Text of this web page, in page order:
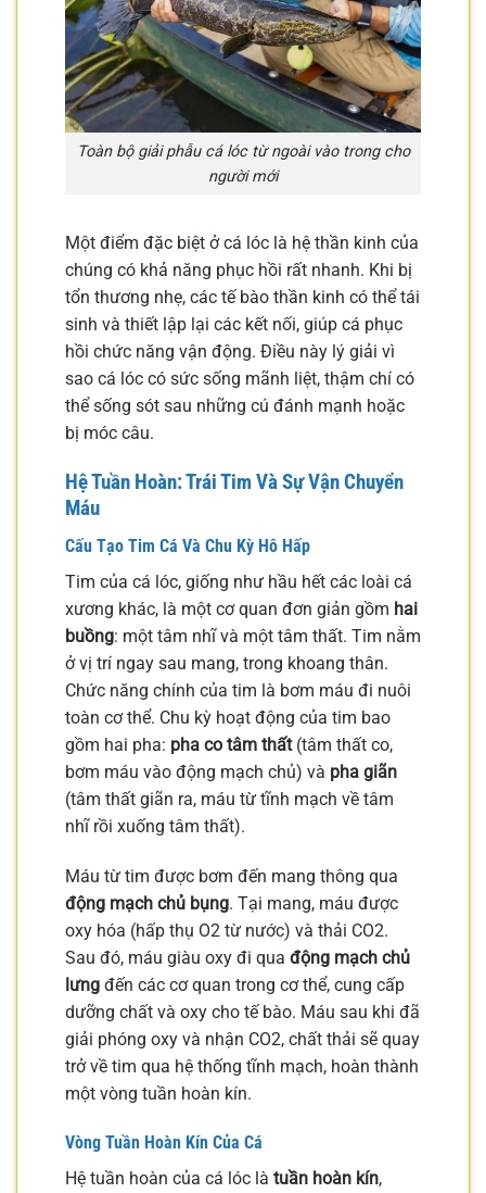
Toàn bộ giải phẫu cá lóc từ ngoài vào trong cho
người mới
Một điểm đặc biệt ở cá lóc là hệ thần kinh của
chúng có khả năng phục hồi rất nhanh. Khi bị
tổn thương nhẹ, các tế bào thần kinh có thể tái
sinh và thiết lập lại các kết nối, giúp cá phục
hồi chức năng vận động. Điều này lý giải vì
sao cá lóc có sức sống mãnh liệt, thậm chí có
thể sống sót sau những cú đánh mạnh hoặc
bị móc câu.
Hệ Tuần Hoàn: Trái Tim Và Sự Vận Chuyển
Máu
Cấu Tạo Tim Cá Và Chu Kỳ Hô Hấp
Tim của cá lóc, giống như hầu hết các loài cá
xương khác, là một cơ quan đơn giản gồm hai
buồng: một tâm nhĩ và một tâm thất. Tim nằm
ở vị trí ngay sau mang, trong khoang thân.
Chức năng chính của tim là bơm máu đi nuôi
toàn cơ thể. Chu kỳ hoạt động của tim bao
gồm hai pha: pha co tâm thất(tâm thất co,
bơm máu vào động mạch chủ) và pha giãn
(tâm thất giãn ra, máu từ tĩnh mạch về tâm
nhĩ rồi xuống tâm thất).
Máu từ tim được bơm đến mang thông qua
động mạch chủ bụng. Tại mang, máu được
oxy hóa (hấp thụ O2 từ nước) và thải CO2.
Sau đó, máu giàu oxy đi qua động mạch chủ
lưng đến các cơ quan trong cơ thể, cung cấp
dưỡng chất và oxy cho tế bào. Máu sau khi đã
giải phóng oxy và nhận CO2, chất thải sẽ quay
trở về tim qua hệ thống tĩnh mạch, hoàn thành
một vòng tuần hoàn kín.
Vòng Tuần Hoàn Kín Của Cá
Hệ tuần hoàn của cá lóc là tuần hoàn kín,